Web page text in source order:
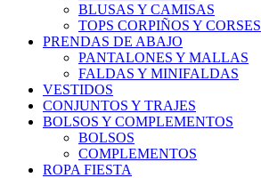
BLUSAS Y CAMISAS
TOPS CORPIÑOS Y CORSES
PRENDAS DE ABAJO
PANTALONES Y MALLAS
FALDAS Y MINIFALDAS
VESTIDOS
CONJUNTOS Y TRAJES
BOLSOS Y COMPLEMENTOS
BOLSOS
COMPLEMENTOS
ROPA FIESTA